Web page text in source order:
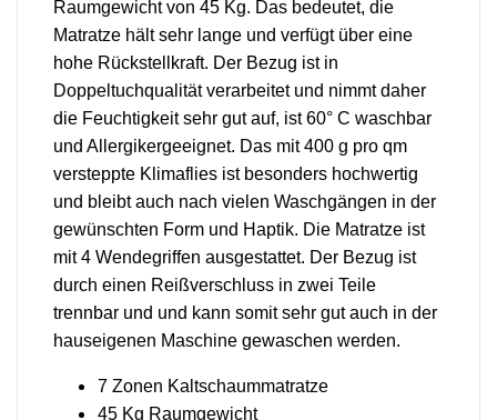
Raumgewicht von 45 Kg. Das bedeutet, die
Matratze hält sehr lange und verfügt über eine
hohe Rückstellkraft. Der Bezug ist in
Doppeltuchqualität verarbeitet und nimmt daher
die Feuchtigkeit sehr gut auf, ist 60° C waschbar
und Allergikergeeignet. Das mit 400 g pro qm
versteppte Klimaflies ist besonders hochwertig
und bleibt auch nach vielen Waschgängen in der
gewünschten Form und Haptik. Die Matratze ist
mit 4 Wendegriffen ausgestattet. Der Bezug ist
durch einen Reißverschluss in zwei Teile
trennbar und und kann somit sehr gut auch in der
hauseigenen Maschine gewaschen werden.
7 Zonen Kaltschaummatratze
45 Kg Raumgewicht